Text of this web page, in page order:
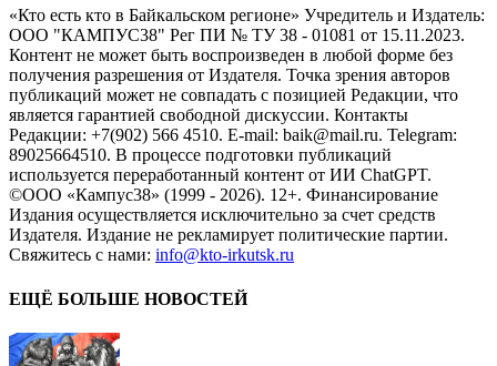
«Кто есть кто в Байкальском регионе» Учредитель и Издатель:
ООО "КАМПУС38" Рег ПИ № ТУ 38 - 01081 от 15.11.2023.
Контент не может быть воспроизведен в любой форме без
получения разрешения от Издателя. Точка зрения авторов
публикаций может не совпадать с позицией Редакции, что
является гарантией свободной дискуссии. Контакты
Редакции: +7(902) 566 4510. E-mail: baik@mail.ru. Telegram:
89025664510. В процессе подготовки публикаций
используется переработанный контент от ИИ ChatGPT.
©ООО «Кампус38» (1999 - 2026). 12+. Финансирование
Издания осуществляется исключительно за счет средств
Издателя. Издание не рекламирует политические партии.
Свяжитесь с нами: info@kto-irkutsk.ru
ЕЩЁ БОЛЬШЕ НОВОСТЕЙ